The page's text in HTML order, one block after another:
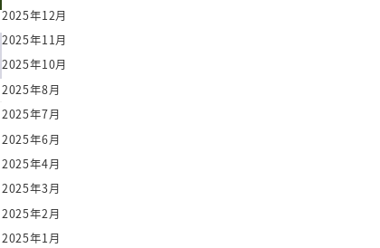
2025年12月
2025年11月
2025年10月
2025年8月
2025年7月
2025年6月
2025年4月
2025年3月
2025年2月
2025年1月